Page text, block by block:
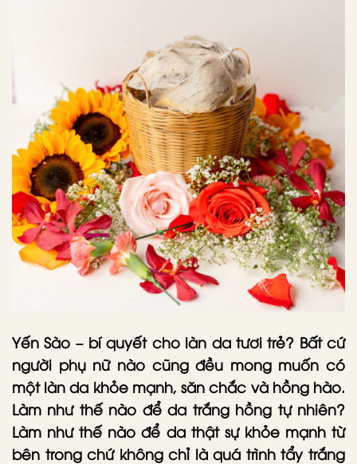
Yến Sào – bí quyết cho làn da tươi trẻ? Bất cứ
người phụ nữ nào cũng đều mong muốn có
một làn da khỏe mạnh, săn chắc và hồng hào.
Làm như thế nào để da trắng hồng tự nhiên?
Làm như thế nào để da thật sự khỏe mạnh từ
bên trong chứ không chỉ là quá trình tẩy trắng